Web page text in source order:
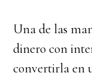
Una de las
dinero con
convertirla en